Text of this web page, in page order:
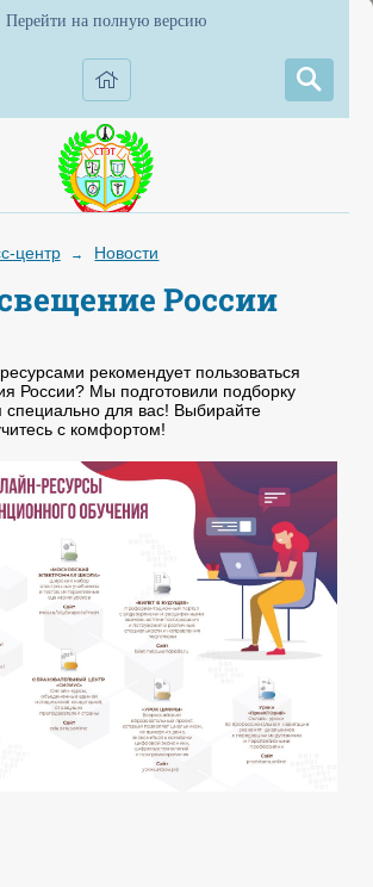
Перейти на полную версию
центр → Новости
России
рекомендует пользоваться
России? Мы подготовили подборку
специально для вас! Выбирайте
с комфортом!